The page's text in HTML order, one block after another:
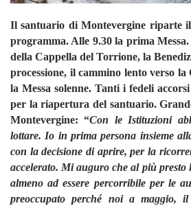
Il santuario di Montevergine riparte
programma. Alle 9.30 la prima
della Cappella del Torrione, la
processione, il cammino lento verso la
la Messa solenne. Tanti i fedeli
per la riapertura del santuario.
Montevergine: “Con le Istituzioni
lottare. Io in prima persona insieme
con la decisione di aprire, per la
accelerato. Mi auguro che al più presto
almeno ad essere percorribile per le
preoccupato perché noi a maggio,